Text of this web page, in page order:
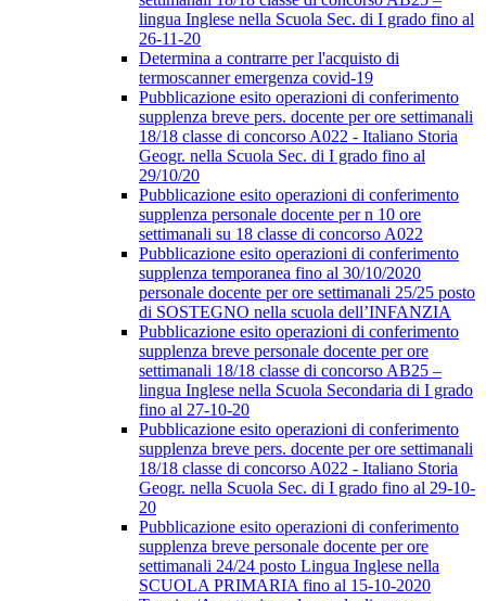
lingua Inglese nella Scuola Sec. di I grado fino al
26-11-20
Determina a contrarre per l'acquisto di
termoscanner emergenza covid-19
Pubblicazione esito operazioni di conferimento
supplenza breve pers. docente per ore settimanali
18/18 classe di concorso A022 - Italiano Storia
Geogr. nella Scuola Sec. di I grado fino al
29/10/20
Pubblicazione esito operazioni di conferimento
supplenza personale docente per n 10 ore
settimanali su 18 classe di concorso A022
Pubblicazione esito operazioni di conferimento
supplenza temporanea fino al 30/10/2020
personale docente per ore settimanali 25/25 posto
di SOSTEGNO nella scuola dell’INFANZIA
Pubblicazione esito operazioni di conferimento
supplenza breve personale docente per ore
settimanali 18/18 classe di concorso AB25 –
lingua Inglese nella Scuola Secondaria di I grado
fino al 27-10-20
Pubblicazione esito operazioni di conferimento
supplenza breve pers. docente per ore settimanali
18/18 classe di concorso A022 - Italiano Storia
Geogr. nella Scuola Sec. di I grado fino al 29-10-
20
Pubblicazione esito operazioni di conferimento
supplenza breve personale docente per ore
settimanali 24/24 posto Lingua Inglese nella
SCUOLA PRIMARIA fino al 15-10-2020